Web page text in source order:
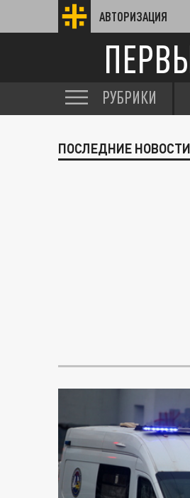
АВТОРИЗАЦИЯ
РУБРИКИ
ПОСЛЕДНИЕ